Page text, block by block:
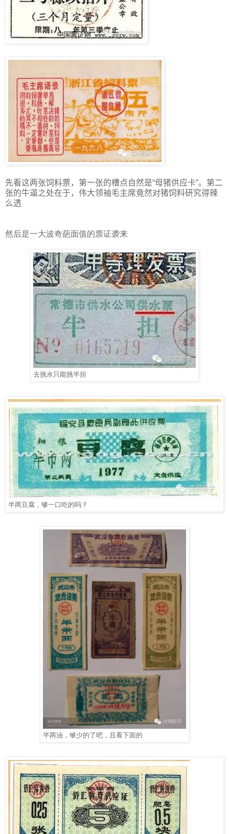
先看这两张饲料票，第一张的槽点自然是“母猪供应卡”。第二
张的牛逼之处在于，伟大领袖毛主席竟然对猪饲料研究得辣
么透
然后是一大波奇葩面值的票证袭来
去挑水只能挑半担
半两豆腐，够一口吃的吗？
半两油，够少的了吧，且看下面的